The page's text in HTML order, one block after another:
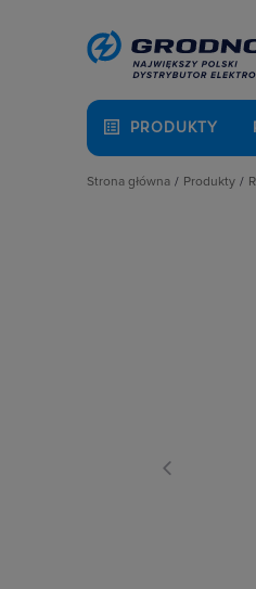
PRODUKTY
Strona główna
Produkty
Kable